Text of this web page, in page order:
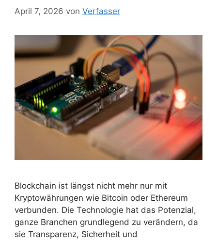
April 7, 2026 von Verfasser
Blockchain ist längst nicht mehr nur mit
Kryptowährungen wie Bitcoin oder Ethereum
verbunden. Die Technologie hat das Potenzial,
ganze Branchen grundlegend zu verändern, da
sie Transparenz, Sicherheit und